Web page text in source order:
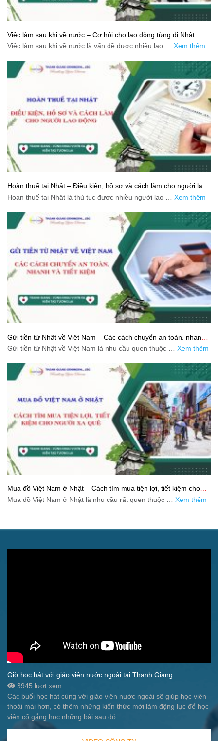
Việc làm sau khi về nước – Cơ hội cho lao động từng đi Nhật
Việc làm sau khi về nước là vấn đề được nhiều lao … Xem thêm
Hoàn thuế tại Nhật – Điều kiện, hồ sơ và cách làm cho người lao
động
Hoàn thuế tại Nhật là thủ tục được nhiều người lao … Xem thêm
Gửi tiền từ Nhật về Việt Nam – Các cách chuyển an toàn, nhanh
và tiết kiệm
Gửi tiền từ Nhật về Việt Nam là nhu cầu quen thuộc … Xem thêm
Mua đồ Việt Nam ở Nhật – Cách tìm mua tiện lợi, tiết kiệm cho
người xa quê
Mua đồ Việt Nam ở Nhật là nhu cầu rất quen thuộc … Xem thêm
Giờ học hát với giáo viên nước ngoài tại Thanh Giang
3945 lượt xem
Các buổi học hát cùng với giáo viên nước ngoài sẽ giúp học viên
thoải mái hơn, có thêm những kiến thức mới làm động lực để học
viên cố gắng học những bài sau đó